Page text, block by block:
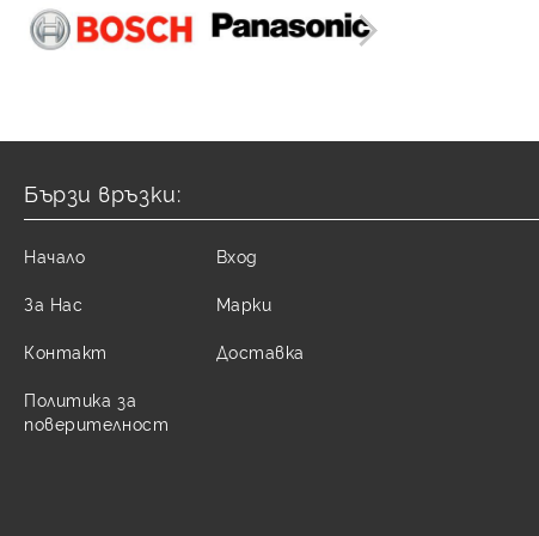
Бързи връзки:
Начало
За Нас
Контакт
Политика за
поверителност
Вход
Марки
Доставка